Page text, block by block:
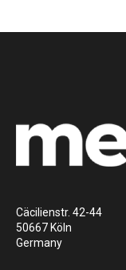
Cäcilienstr. 42-44
50667 Köln
Germany